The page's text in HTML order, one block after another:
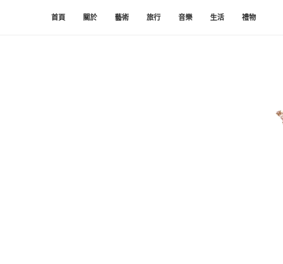
首頁 關於 藝術 旅行 音樂 生活 禮物